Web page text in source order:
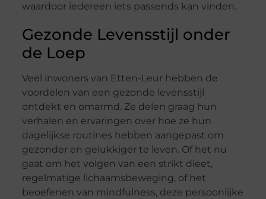
waardoor iedereen iets passends kan vinden.
Gezonde Levensstijl onder
de Loep
Veel inwoners van Etten-Leur hebben de
voordelen van een gezonde levensstijl
ontdekt en omarmd. Ze delen graag hun
verhalen en ervaringen over hoe ze hun
dagelijkse routines hebben aangepast om
gezonder en gelukkiger te leven. Of het nu
gaat om het volgen van een strikt dieet,
regelmatige lichaamsbeweging, of het
beoefenen van mindfulness, deze persoonlijke